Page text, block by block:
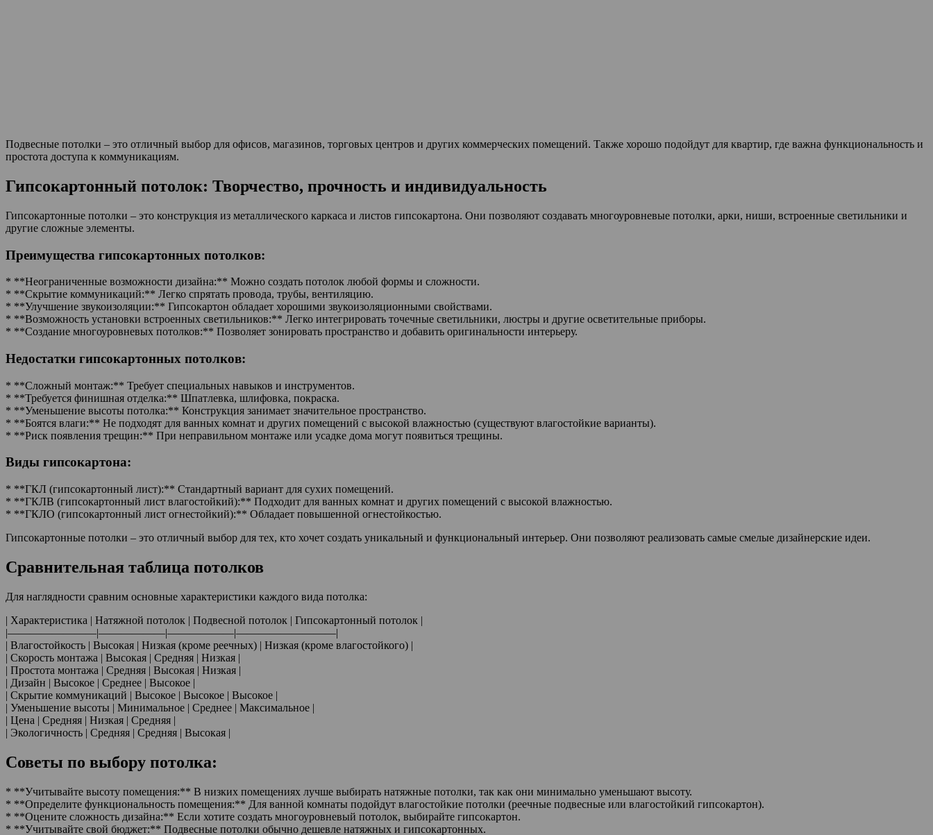
Подвесные потолки – это отличный выбор для офисов, магазинов, торговых центров и других коммерческих помещений. Также хорошо подойдут для квартир, где важна функциональность и
простота доступа к коммуникациям.
Гипсокартонный потолок: Творчество, прочность и индивидуальность
Гипсокартонные потолки – это конструкция из металлического каркаса и листов гипсокартона. Они позволяют создавать многоуровневые потолки, арки, ниши, встроенные светильники и
другие сложные элементы.
Преимущества гипсокартонных потолков:
* **Неограниченные возможности дизайна:** Можно создать потолок любой формы и сложности.
* **Скрытие коммуникаций:** Легко спрятать провода, трубы, вентиляцию.
* **Улучшение звукоизоляции:** Гипсокартон обладает хорошими звукоизоляционными свойствами.
* **Возможность установки встроенных светильников:** Легко интегрировать точечные светильники, люстры и другие осветительные приборы.
* **Создание многоуровневых потолков:** Позволяет зонировать пространство и добавить оригинальности интерьеру.
Недостатки гипсокартонных потолков:
* **Сложный монтаж:** Требует специальных навыков и инструментов.
* **Требуется финишная отделка:** Шпатлевка, шлифовка, покраска.
* **Уменьшение высоты потолка:** Конструкция занимает значительное пространство.
* **Боятся влаги:** Не подходят для ванных комнат и других помещений с высокой влажностью (существуют влагостойкие варианты).
* **Риск появления трещин:** При неправильном монтаже или усадке дома могут появиться трещины.
Виды гипсокартона:
* **ГКЛ (гипсокартонный лист):** Стандартный вариант для сухих помещений.
* **ГКЛВ (гипсокартонный лист влагостойкий):** Подходит для ванных комнат и других помещений с высокой влажностью.
* **ГКЛО (гипсокартонный лист огнестойкий):** Обладает повышенной огнестойкостью.
Гипсокартонные потолки – это отличный выбор для тех, кто хочет создать уникальный и функциональный интерьер. Они позволяют реализовать самые смелые дизайнерские идеи.
Сравнительная таблица потолков
Для наглядности сравним основные характеристики каждого вида потолка:
| Характеристика | Натяжной потолок | Подвесной потолок | Гипсокартонный потолок |
|————————|——————|——————|—————————|
| Влагостойкость | Высокая | Низкая (кроме реечных) | Низкая (кроме влагостойкого) |
| Скорость монтажа | Высокая | Средняя | Низкая |
| Простота монтажа | Средняя | Высокая | Низкая |
| Дизайн | Высокое | Среднее | Высокое |
| Скрытие коммуникаций | Высокое | Высокое | Высокое |
| Уменьшение высоты | Минимальное | Среднее | Максимальное |
| Цена | Средняя | Низкая | Средняя |
| Экологичность | Средняя | Средняя | Высокая |
Советы по выбору потолка:
* **Учитывайте высоту помещения:** В низких помещениях лучше выбирать натяжные потолки, так как они минимально уменьшают высоту.
* **Определите функциональность помещения:** Для ванной комнаты подойдут влагостойкие потолки (реечные подвесные или влагостойкий гипсокартон).
* **Оцените сложность дизайна:** Если хотите создать многоуровневый потолок, выбирайте гипсокартон.
* **Учитывайте свой бюджет:** Подвесные потолки обычно дешевле натяжных и гипсокартонных.